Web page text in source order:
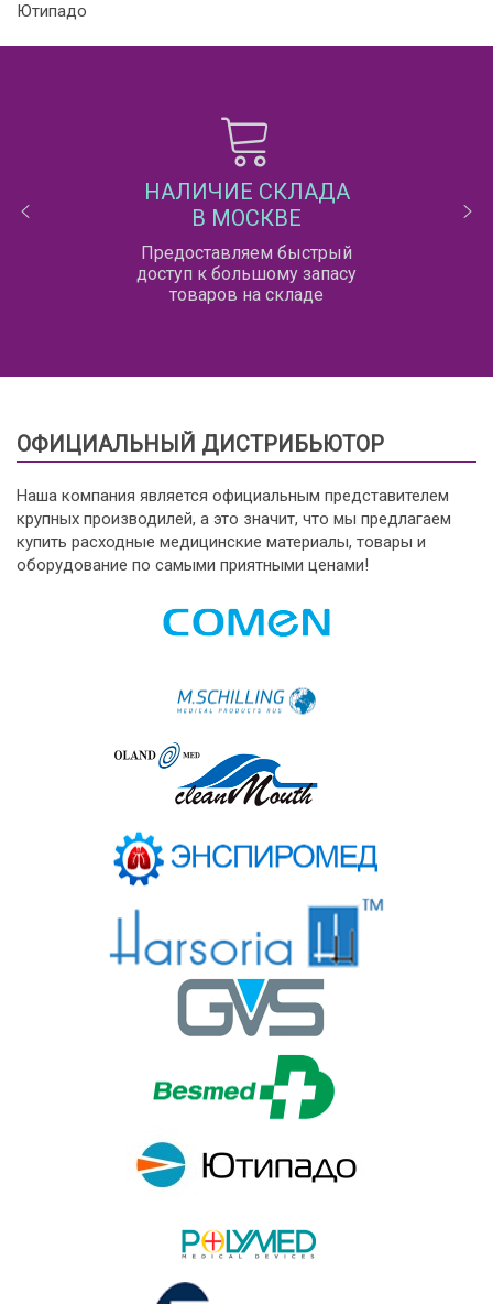
Ютипадо
НАЛИЧИЕ СКЛАДА
В МОСКВЕ
Предоставляем быстрый
доступ к большому запасу
товаров на складе
ОФИЦИАЛЬНЫЙ ДИСТРИБЬЮТОР
Наша компания является официальным представителем
крупных производилей, а это значит, что мы предлагаем
купить расходные медицинские материалы, товары и
оборудование по самыми приятными ценами!